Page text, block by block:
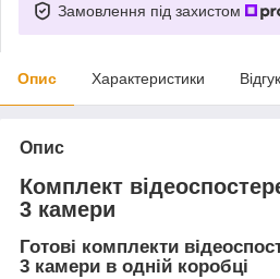
Замовлення під захистом
Опис Характеристики
Опис
Комплект
3 камери
Готові комплекти
3 камери в одній коробці